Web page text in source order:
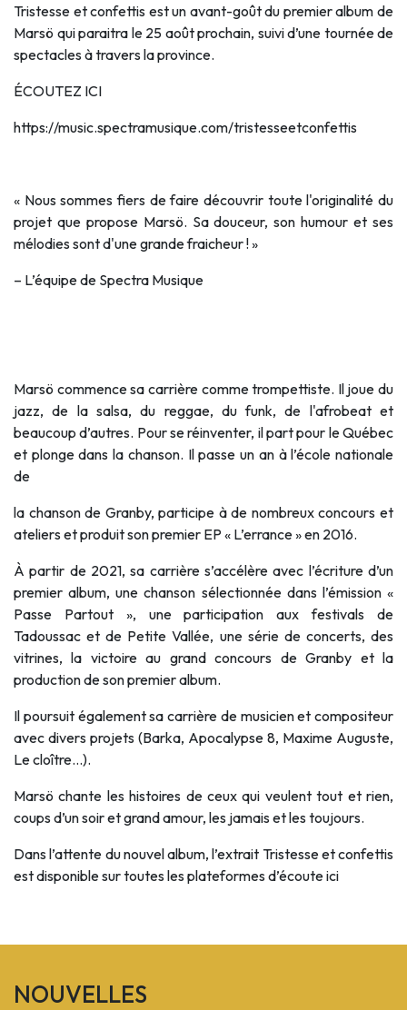
Tristesse et confettis est un avant-goût du premier album de
Marsö qui paraitra le 25 août prochain, suivi d’une tournée de
spectacles à travers la province.
ÉCOUTEZ ICI
https://music.spectramusique.com/tristesseetconfettis
« Nous sommes fiers de faire découvrir toute l'originalité du
projet que propose Marsö. Sa douceur, son humour et ses
mélodies sont d'une grande fraicheur ! »
– L’équipe de Spectra Musique
Marsö commence sa carrière comme trompettiste. Il joue du
jazz, de la salsa, du reggae, du funk, de l'afrobeat et
beaucoup d’autres. Pour se réinventer, il part pour le Québec
et plonge dans la chanson. Il passe un an à l’école nationale
de
la chanson de Granby, participe à de nombreux concours et
ateliers et produit son premier EP « L’errance » en 2016.
À partir de 2021, sa carrière s’accélère avec l’écriture d’un
premier album, une chanson sélectionnée dans l’émission «
Passe Partout », une participation aux festivals de
Tadoussac et de Petite Vallée, une série de concerts, des
vitrines, la victoire au grand concours de Granby et la
production de son premier album.
Il poursuit également sa carrière de musicien et compositeur
avec divers projets (Barka, Apocalypse 8, Maxime Auguste,
Le cloître…).
Marsö chante les histoires de ceux qui veulent tout et rien,
coups d’un soir et grand amour, les jamais et les toujours.
Dans l’attente du nouvel album, l’extrait Tristesse et confettis
est disponible sur toutes les plateformes d’écouteici
NOUVELLES